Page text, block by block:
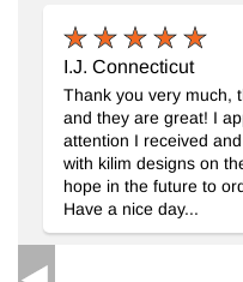
El Dokuma
180 cm x 258 cm
25.243TL
I.J. Connecticut
Thank you very much,
and they are great! I
attention I received
with kilim designs on
hope in the future to
Have a nice day...